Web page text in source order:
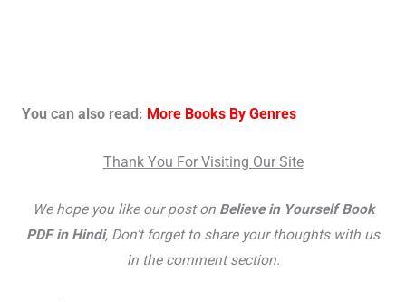
You can also read: More Books By Genres
Thank You For Visiting Our Site
We hope you like our post on Believe in Yourself Book
PDF in Hindi, Don’t forget to share your thoughts with us
in the comment section.